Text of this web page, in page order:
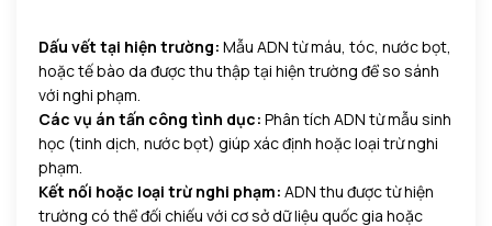
Dấu vết tại hiện trường: Mẫu ADN từ máu, tóc, nước bọt,
hoặc tế bào da được thu thập tại hiện trường để so sánh
với nghi phạm.
Các vụ án tấn công tình dục: Phân tích ADN từ mẫu sinh
học (tinh dịch, nước bọt) giúp xác định hoặc loại trừ nghi
phạm.
Kết nối hoặc loại trừ nghi phạm: ADN thu được từ hiện
trường có thể đối chiếu với cơ sở dữ liệu quốc gia hoặc